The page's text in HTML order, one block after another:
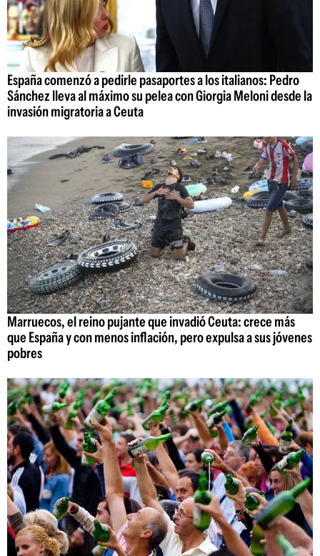
España comenzó a pedirle pasaportes a los italianos: Pedro
Sánchez lleva al máximo su pelea con Giorgia Meloni desde la
invasión migratoria a Ceuta
Marruecos, el reino pujante que invadió Ceuta: crece más
que España y con menos inflación, pero expulsa a sus jóvenes
pobres